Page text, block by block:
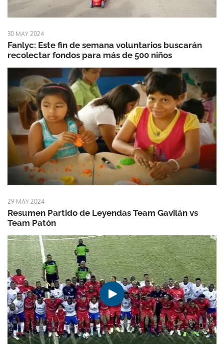
30 MAY 2024
Fanlyc: Este fin de semana voluntarios buscarán
recolectar fondos para más de 500 niños
29 MAY 2024
Resumen Partido de Leyendas Team Gavilán vs
Team Patón